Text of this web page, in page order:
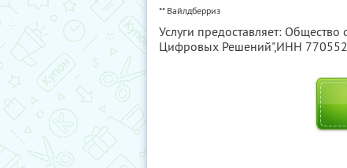
** Вайлдберриз
Услуги предоставляет: Общество
Цифровых Решений",ИНН